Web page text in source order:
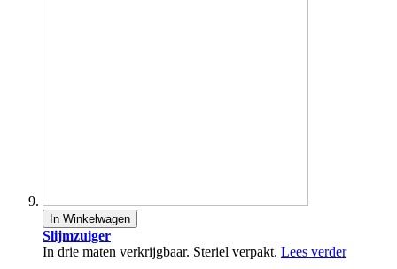
In Winkelwagen
Slijmzuiger
In drie maten verkrijgbaar. Steriel verpakt. Lees verder